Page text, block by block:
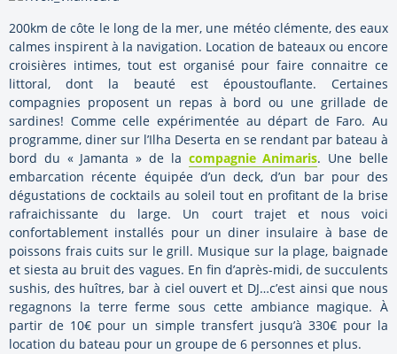
200km de côte le long de la mer, une météo clémente, des eaux
calmes inspirent à la navigation. Location de bateaux ou encore
croisières intimes, tout est organisé pour faire connaitre ce
littoral, dont la beauté est époustouflante. Certaines
compagnies proposent un repas à bord ou une grillade de
sardines! Comme celle expérimentée au départ de Faro. Au
programme, diner sur l’Ilha Deserta en se rendant par bateau à
bord du « Jamanta » de la compagnie Animaris. Une belle
embarcation récente équipée d’un deck, d’un bar pour des
dégustations de cocktails au soleil tout en profitant de la brise
rafraichissante du large. Un court trajet et nous voici
confortablement installés pour un diner insulaire à base de
poissons frais cuits sur le grill. Musique sur la plage, baignade
et siesta au bruit des vagues. En fin d’après-midi, de succulents
sushis, des huîtres, bar à ciel ouvert et DJ…c’est ainsi que nous
regagnons la terre ferme sous cette ambiance magique. À
partir de 10€ pour un simple transfert jusqu’à 330€ pour la
location du bateau pour un groupe de 6 personnes et plus.